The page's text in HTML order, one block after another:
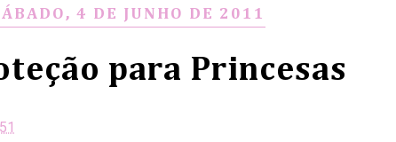
4 DE JUNHO DE 2011
para Princesas